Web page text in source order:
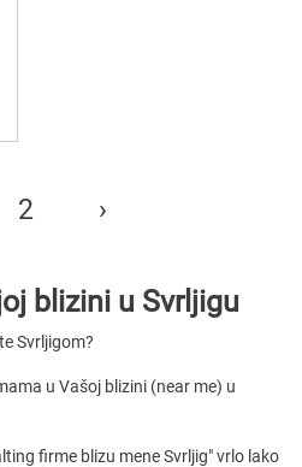
2 ›
blizini u Svrljigu
Svrljigom?
u Vašoj blizini (near me) u
firme blizu mene Svrljig" vrlo lako